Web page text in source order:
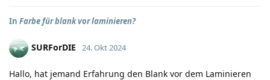
In Farbe für blank vor laminieren?
SURForDIE 24. Okt 2024
Hallo, hat jemand Erfahrung den Blank vor dem Laminieren